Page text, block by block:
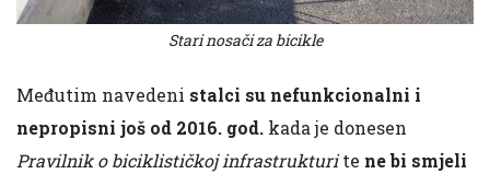
Stari nosači za bicikle
Međutim navedeni stalci su nefunkcionalni i
nepropisni još od 2016. god. kada je donesen
Pravilnik o biciklističkoj infrastrukturite ne bi smjeli